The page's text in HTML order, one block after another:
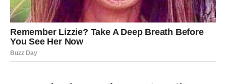
Veče donosi emotivne trenutke koji će ostati zauvek u
sećanju.